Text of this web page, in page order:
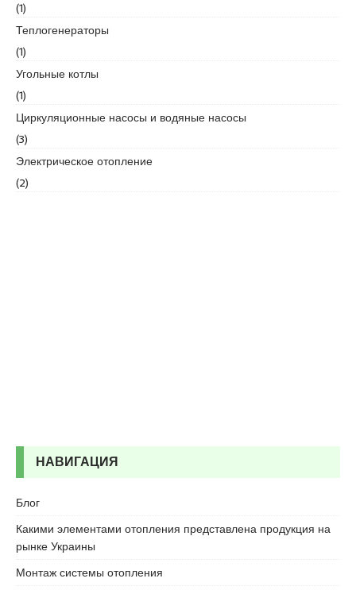
(1)
Теплогенераторы
(1)
Угольные котлы
(1)
Циркуляционные насосы и водяные насосы
(3)
Электрическое отопление
(2)
НАВИГАЦИЯ
Блог
Какими элементами отопления представлена продукция на
рынке Украины
Монтаж системы отопления